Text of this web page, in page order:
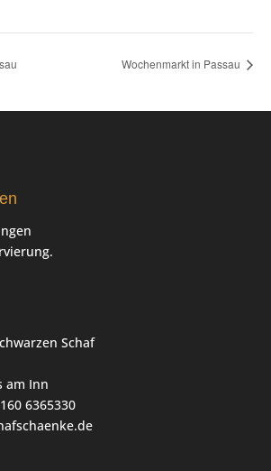
Wochenmarkt in Passau
Schaf
am Inn
6365330